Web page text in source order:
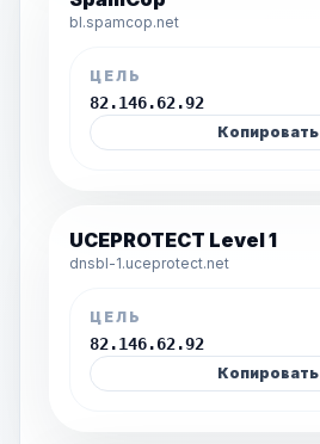
bl.spamcop.net
ЦЕЛЬ
82.146.62.92
Копировать
UCEPROTECT Level 1
dnsbl-1.uceprotect.net
ЦЕЛЬ
82.146.62.92
Копировать